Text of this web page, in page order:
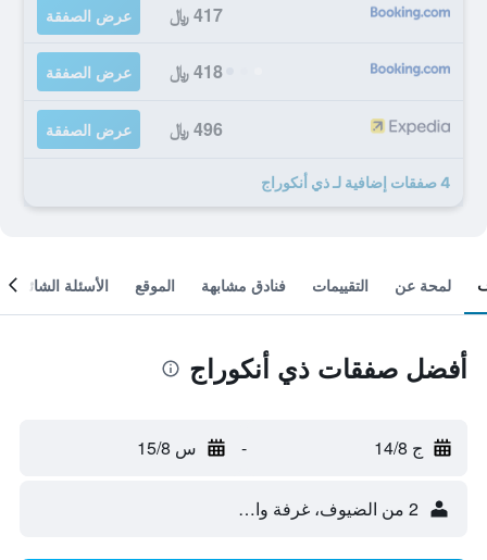
417 ﷼ عرض الصفقة
418 ﷼ عرض الصفقة
496 ﷼ عرض الصفقة
4 صفقات إضافية لـ ذي أنكوراج
لمحة عن التقييمات فنادق مشابهة الموقع الأسئلة الشائعة
أفضل صفقات ذي أنكوراج
ج 14/8 - س 15/8
2 من الضيوف، غرفة واحدة